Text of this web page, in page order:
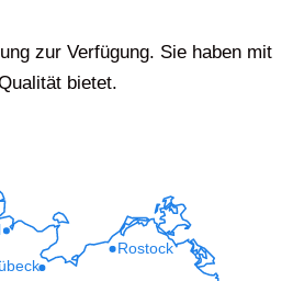
zur Verfügung. Sie haben mit
bietet.
Rostock